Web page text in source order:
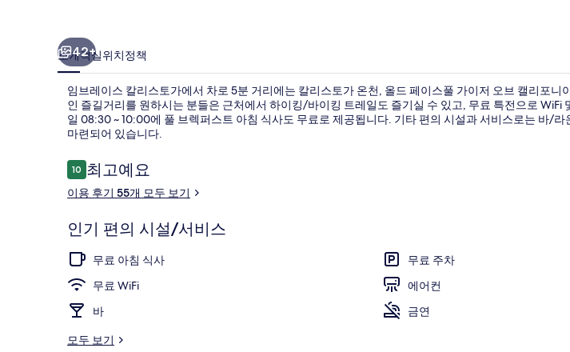
러
리
42+
소개객실위치정책
임브레이스 칼리스토가에서 차로 5분 거리에는 칼리스토가 온천, 올드 페이스풀 가이저 오브 캘리포니
인 즐길거리를 원하시는 분들은 근처에서 하이킹/바이킹 트레일도 즐기실 수 있고, 무료 특전으로 WiFi
일 08:30 ~ 10:00에 풀 브렉퍼스트 아침 식사도 무료로 제공됩니다. 기타 편의 시설과 서비스로는 바/라
마련되어 있습니다.
이
용
후
1010점 만점 중 10점.
최고예요
이용 후기 55개 모두 보기
인기 편의 시설/서비스
무료 아침 식사
무료 주차
무료 WiFi
에어컨
바
금연
모두 보기